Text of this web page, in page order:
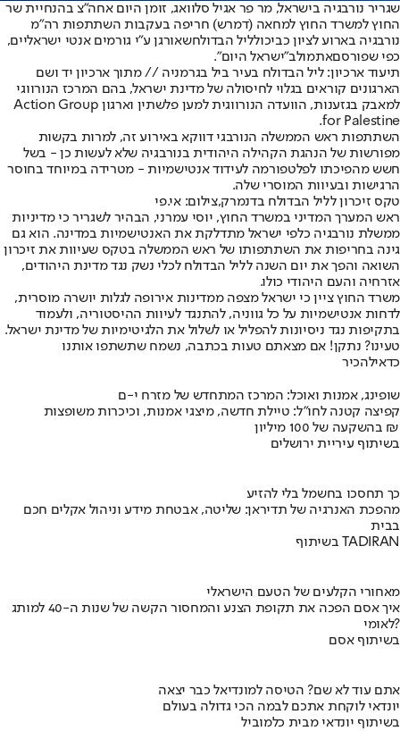
שגריר נורבגיה בישראל, מר פר אגיל סלוואג, זומן היום אחה״צ בהנחיית שר
החוץ למשרד החוץ למחאה (דמרש) חריפה בעקבות השתתפות רה״מ
נורבגיה בארוע לציון כביכולליל הבדולחשאורגן ע״י גורמים אנטי ישראליים,
כפי שפורסםאתמולב"ישראל היום".
תיעוד ארכיון: ליל הבדולח בעיר ביל בגרמניה // מתוך ארכיון יד ושם
הארגונים קוראים בגלוי לחיסולה של מדינת ישראל, בהם המרכז הנורווגי
למאבק בגזענות, הוועדה הנורווגית למען פלשתין וארגון Action Group
for Palestine.
השתתפות ראש הממשלה הנורבגי דווקא באירוע זה, למרות בקשות
מפורשות של הנהגת הקהילה היהודית בנורבגיה שלא לעשות כן - בשל
חשש מהפיכתו לפלטפורמה לעידוד אנטישמיות - מטרידה במיוחד בחוסר
הרגישות ובעיוות המוסרי שלה.
טקס זיכרון לליל הבדולח בדנמרק,צילום: אי.פי
ראש המערך המדיני במשרד החוץ, יוסי עמרני, הבהיר לשגריר כי מדיניות
ממשלת נורבגיה כלפי ישראל מתדלקת את האנטישמיות במדינה. הוא גם
גינה בחריפות את השתתפותו של ראש הממשלה בטקס שעיוות את זיכרון
השואה והפך את יום השנה לליל הבדולח לכלי נשק נגד מדינת היהודים,
אזרחיה והעם היהודי כולו.
משרד החוץ ציין כי ישראל מצפה ממדינות אירופה לגלות יושרה מוסרית,
לדחות אנטישמיות על כל גווניה, להתנגד לעיוות ההיסטוריה, ולעמוד
בתקיפות נגד ניסיונות להפליל או לשלול את הלגיטימיות של מדינת ישראל.
טעינו? נתקן! אם מצאתם טעות בכתבה, נשמח שתשתפו אותנו
כדאילהכיר
שופינג, אמנות ואוכל: המרכז המתחדש של מזרח י-ם
קפיצה קטנה לחו"ל: טיילת חדשה, מיצגי אמנות, וכיכרות משופצות
בהשקעה של 100 מיליון ₪
בשיתוף עיריית ירושלים
כך תחסכו בחשמל בלי להזיע
מהפכת האנרגיה של תדיראן: שליטה, אבטחת מידע וניהול אקלים חכם
בבית
בשיתוף TADIRAN
מאחורי הקלעים של הטעם הישראלי
איך אסם הפכה את תקופת הצנע והמחסור הקשה של שנות ה-40 למותג
לאומי?
בשיתוף אסם
אתם עוד לא שם? הטיסה למונדיאל כבר יצאה
יונדאי לוקחת אתכם לבמה הכי גדולה בעולם
בשיתוף יונדאי מבית כלמוביל